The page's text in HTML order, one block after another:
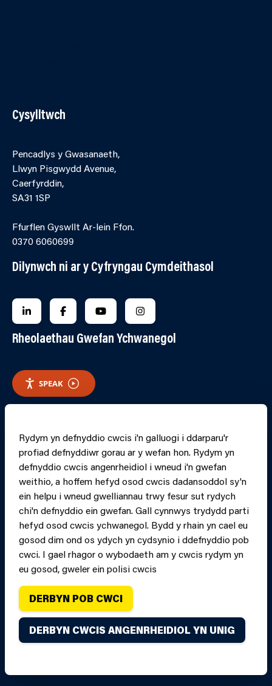
Cysylltwch
Pencadlys y Gwasanaeth,
Llwyn Pisgwydd Avenue,
Caerfyrddin,
SA31 1SP
Ffurflen Gyswllt Ar-lein Ffon.
0370 6060699
Dilynwch ni ar y Cyfryngau Cymdeithasol
FOLLOW US ON LINKEDIN
FOLLOW US ON FACEBOOK
FOLLOW US ON YOUTUBE
FOLLOW US ON
Rheolaethau Gwefan Ychwanegol
SPEAK
Rydym yn defnyddio cwcis i'n galluogi i ddarparu'r
profiad defnyddiwr gorau ar y wefan hon. Rydym yn
defnyddio cwcis angenrheidiol i wneud i'n gwefan
weithio, a hoffem hefyd osod cwcis dadansoddol sy'n
ein helpu i wneud gwelliannau trwy fesur sut rydych
chi'n defnyddio ein gwefan. Gall cynnwys trydydd parti
hefyd osod cwcis ychwanegol. Bydd y rhain yn cael eu
gosod dim ond os ydych yn cydsynio i ddefnyddio pob
cwci. I gael rhagor o wybodaeth am y cwcis rydym yn
eu gosod, gweler ein polisi cwcis
DERBYN POB CWCI
DERBYN CWCIS ANGENRHEIDIOL YN UNIG
PRINT PAGE
Hawlfraint Gwasanaeth Tân ac Achub Canolbarth a
Gorllewin Cymru oni nodir yn wahanol. Cedwir pob hawl.